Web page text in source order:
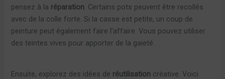
pensez à la réparation. Certains pots peuvent être recollés
avec de la colle forte. Si la casse est petite, un coup de
peinture peut également faire l’affaire. Vous pouvez utiliser
des teintes vives pour apporter de la gaieté.
Ensuite, explorez des idées de réutilisation créative. Voici